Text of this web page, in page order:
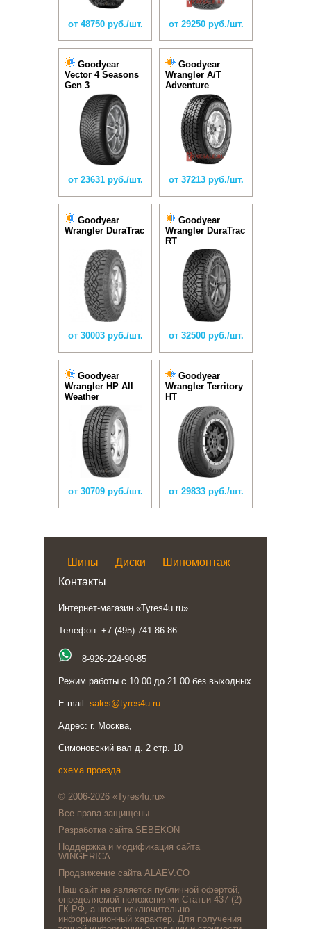
от 48750 руб./шт. от 29250 руб./шт.
Goodyear
Vector 4 Seasons
Gen 3
от 23631 руб./шт.
Goodyear
Wrangler A/T
Adventure
от 37213 руб./шт.
Goodyear
Wrangler DuraTrac
от 30003 руб./шт.
Goodyear
Wrangler DuraTrac
RT
от 32500 руб./шт.
Goodyear
Wrangler HP All
Weather
от 30709 руб./шт.
Goodyear
Wrangler Territory
HT
от 29833 руб./шт.
Шины Диски
Шиномонтаж
Контакты
Интернет-магазин «Tyres4u.ru»
Телефон: +7 (495) 741-86-86
8-926-224-90-85
Режим работы с 10.00 до 21.00 без выходных
E-mail: sales@tyres4u.ru
Адрес: г. Москва,
Симоновский вал д. 2 стр. 10
схема проезда
© 2006-2026 «Tyres4u.ru»
Все права защищены.
Разработка сайта SEBEKON
Поддержка и модификация сайта
WINGERICA
Продвижение сайта ALAEV.CO
Наш сайт не является публичной офертой,
определяемой положениями Статьи 437 (2)
ГК РФ, а носит исключительно
информационный характер. Для получения